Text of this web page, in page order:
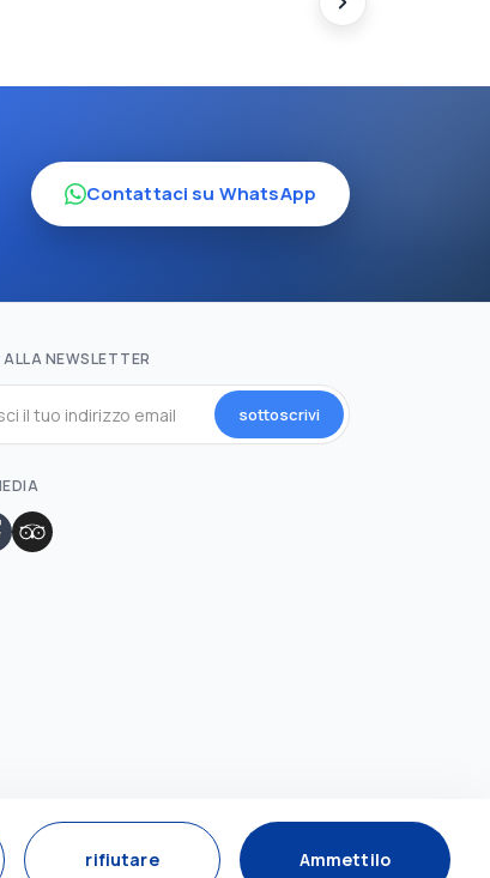
Contattaci su WhatsApp
NEWSLETTER
sottoscrivi
rifiutare Ammettilo